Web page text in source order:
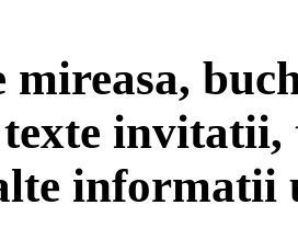
mireasa,
informatii